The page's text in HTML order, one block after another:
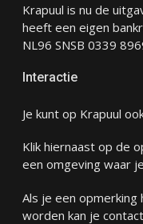
Krapuul is nu de
heeft een eigen
NL96 SNSB 0339
Interactie
Je kunt op Krapuul
Klik hiernaast op de
een omgeving waar
Als je een
worden kan je contact